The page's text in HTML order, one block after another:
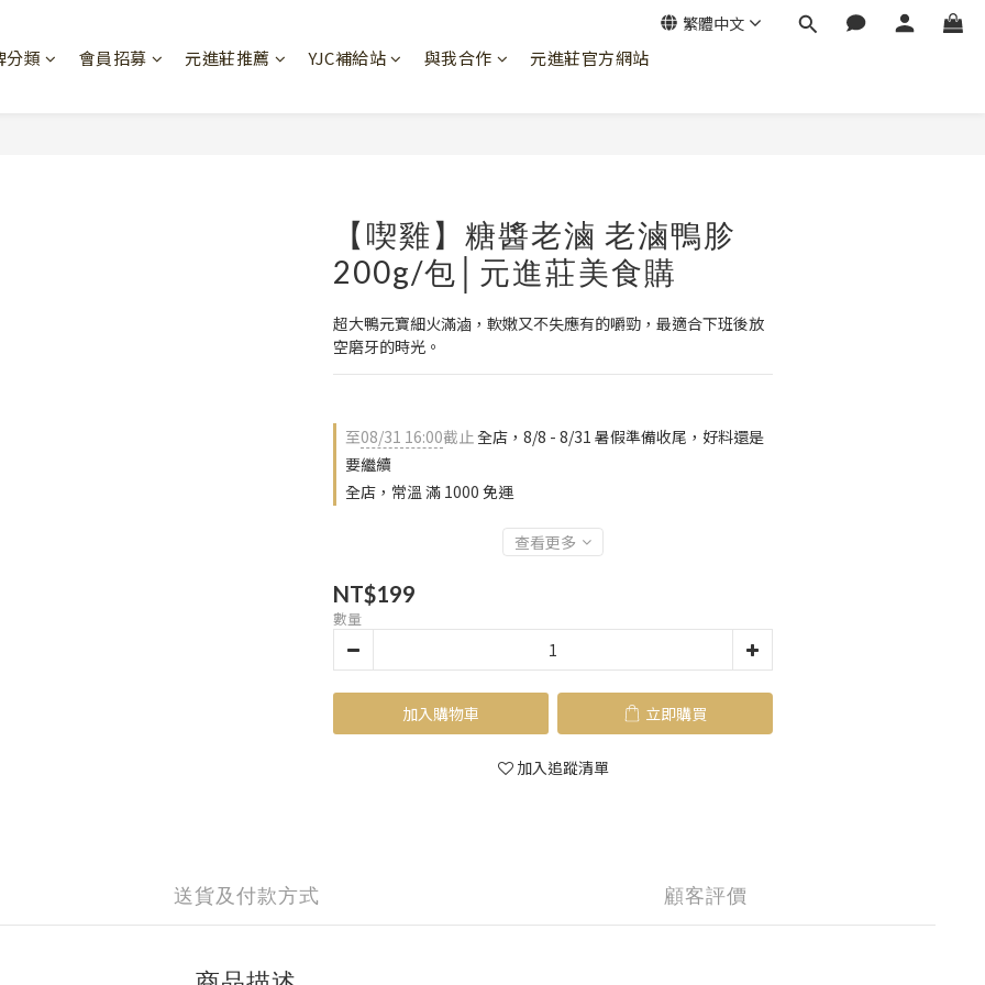
繁體中文
分類 會員招募 元進莊推薦 YJC補給站 與我合作 元進莊官方網站
【喫雞】糖醬老滷 老滷鴨胗
200g/包│元進莊美食購
超大鴨元寶細火滿滷，軟嫩又不失應有的嚼勁，最適合下班後放
空磨牙的時光。
至08/31 16:00截止全店，8/8 - 8/31 暑假準備收尾，好料還是
要繼續
全店，常溫 滿 1000 免運
查看更多
NT$199
數量
加入購物車 立即購買
加入追蹤清單
送貨及付款方式 顧客評價